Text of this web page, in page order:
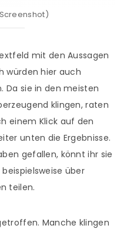
mit den Aussagen
würden hier auch
Da sie in den meisten
klingen, raten
einem Klick auf den
unten die Ergebnisse.
gefallen, könnt ihr sie
über
teilen.
Manche klingen